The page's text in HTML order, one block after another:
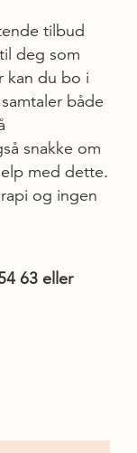
tilbud
deg som
kan du bo i
både
snakke om
med dette.
og ingen
63 eller